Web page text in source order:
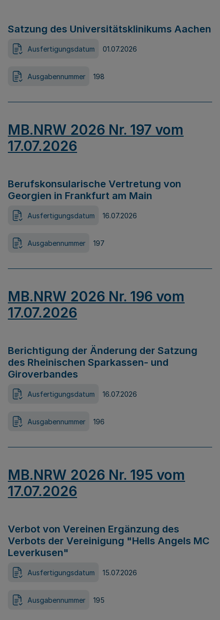
Satzung des Universitätsklinikums Aachen
Ausfertigungsdatum 01.07.2026
Ausgabennummer 198
MB.NRW 2026 Nr. 197 vom
17.07.2026
Berufskonsularische Vertretung von
Georgien in Frankfurt am Main
Ausfertigungsdatum 16.07.2026
Ausgabennummer 197
MB.NRW 2026 Nr. 196 vom
17.07.2026
Berichtigung der Änderung der Satzung
des Rheinischen Sparkassen- und
Giroverbandes
Ausfertigungsdatum 16.07.2026
Ausgabennummer 196
MB.NRW 2026 Nr. 195 vom
17.07.2026
Verbot von Vereinen Ergänzung des
Verbots der Vereinigung "Hells Angels MC
Leverkusen"
Ausfertigungsdatum 15.07.2026
Ausgabennummer 195